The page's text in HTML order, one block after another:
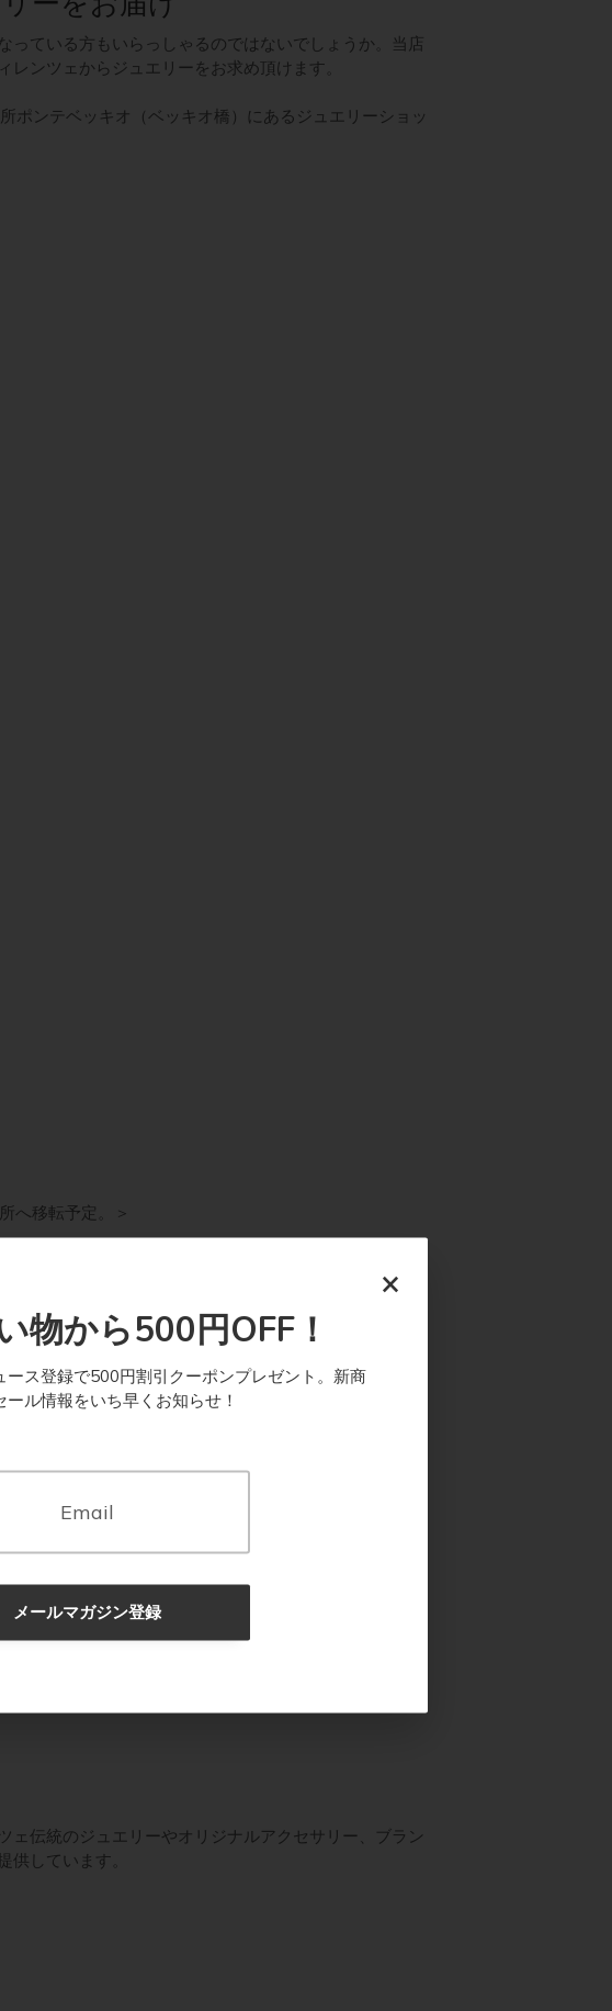
ている方もいらっしゃるのではないでしょうか。当店
ンツェからジュエリーをお求め頂けます。
ポンテベッキオ（ベッキオ橋）にあるジュエリーショッ
へ移転予定。＞
伝統のジュエリーやオリジナルアクセサリー、ブラン
しています。
×
物から500円OFF！
ース登録で500円割引クーポンプレゼント。新商
ール情報をいち早くお知らせ！
メールマガジン登録